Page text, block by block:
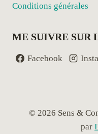
Conditions générales
ME SUIVRE SUR
Facebook
© 2026 Sens &
par